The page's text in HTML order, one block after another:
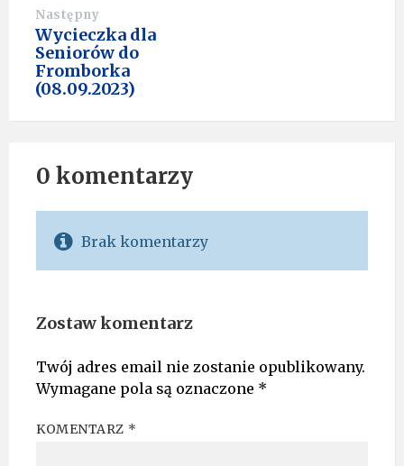
Następny
Wycieczka dla
Seniorów do
Fromborka
(08.09.2023)
0 komentarzy
Brak komentarzy
Zostaw komentarz
Twój adres email nie zostanie opublikowany.
Wymagane pola są oznaczone *
KOMENTARZ *